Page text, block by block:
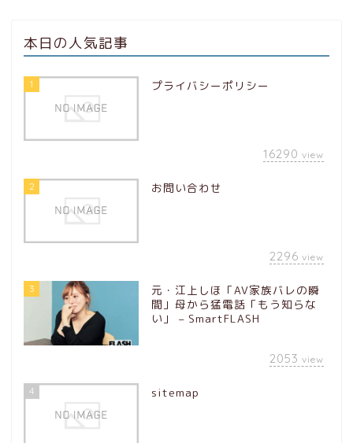
本日の人気記事
1 プライバシーポリシー
16290 view
2 お問い合わせ
2296 view
3
元・江上しほ「AV家族バレの瞬
間」母から猛電話「もう知らな
い」 – SmartFLASH
2053 view
4 sitemap